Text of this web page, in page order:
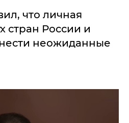
что личная
стран России и
неожиданные